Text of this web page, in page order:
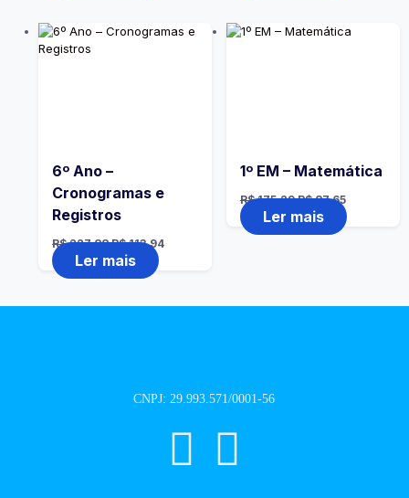
6º Ano –
Cronogramas e
Registros
R$227,88 R$113,94
Ler mais
1º EM – Matemática
R$175,29 R$87,65
Ler mais
CNPJ: 29.993.571/0001-56